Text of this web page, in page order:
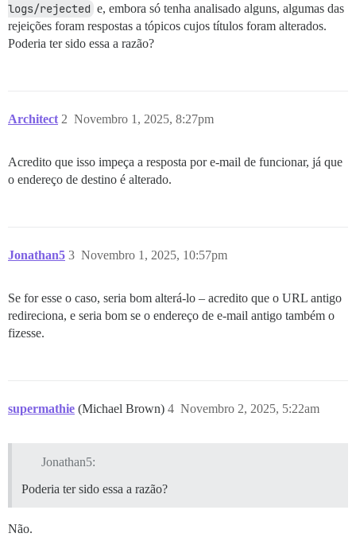
logs/rejected e, embora só tenha analisado alguns, algumas das
rejeições foram respostas a tópicos cujos títulos foram alterados.
Poderia ter sido essa a razão?
Architect Novembro 1, 2025, 8:27pm
2
Acredito que isso impeça a resposta por e-mail de funcionar, já que
o endereço de destino é alterado.
Jonathan5 Novembro 1, 2025, 10:57pm
3
Se for esse o caso, seria bom alterá-lo – acredito que o URL antigo
redireciona, e seria bom se o endereço de e-mail antigo também o
fizesse.
supermathie (Michael Brown) Novembro 2, 2025, 5:22am
4
Jonathan5:
Poderia ter sido essa a razão?
Não.